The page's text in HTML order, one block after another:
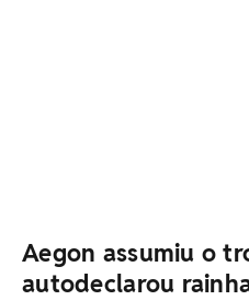
Aegon assumiu o
autodeclarou